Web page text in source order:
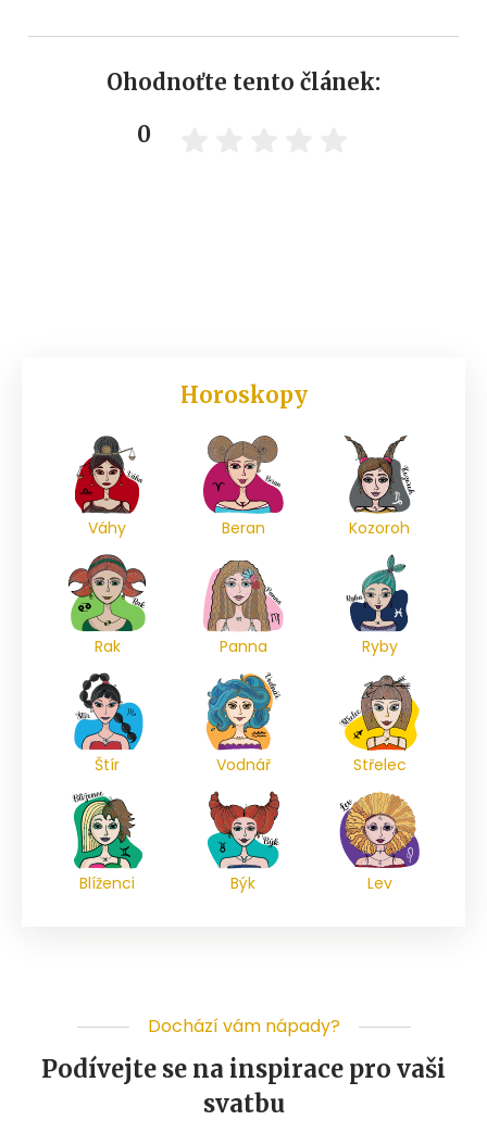
Ohodnoťte tento článek:
0
Horoskopy
Váhy Beran Kozoroh
Rak Panna Ryby
Štír Vodnář Střelec
Blíženci Býk Lev
Dochází vám nápady?
Podívejte se na inspirace pro vaši
svatbu